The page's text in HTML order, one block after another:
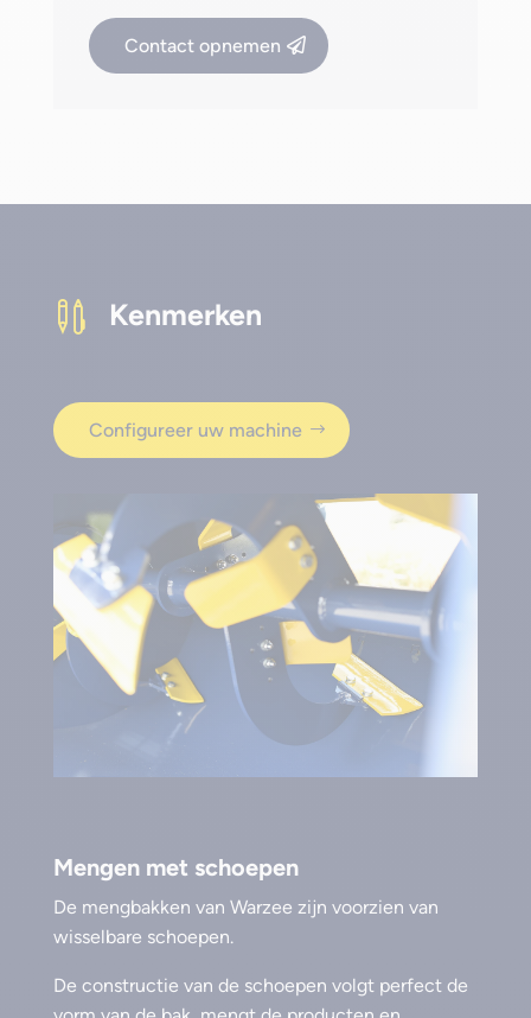
Contact opnemen
 Kenmerken
Configureer uw machine
Mengen met schoepen
De mengbakken van Warzee zijn voorzien van
wisselbare schoepen.
De constructie van de schoepen volgt perfect de